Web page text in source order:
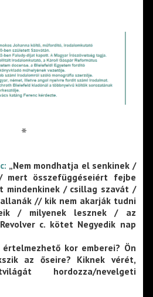
*
„Nem mondhatja el senkinek /
összefüggéseiért fejbe
mindenkinek / csillag szavát /
// kik nem akarják tudni
/ milyenek lesznek / az
c. kötet Negyedik nap
kor emberei? Ön
az őseire? Kiknek vérét,
hordozza/nevelgeti